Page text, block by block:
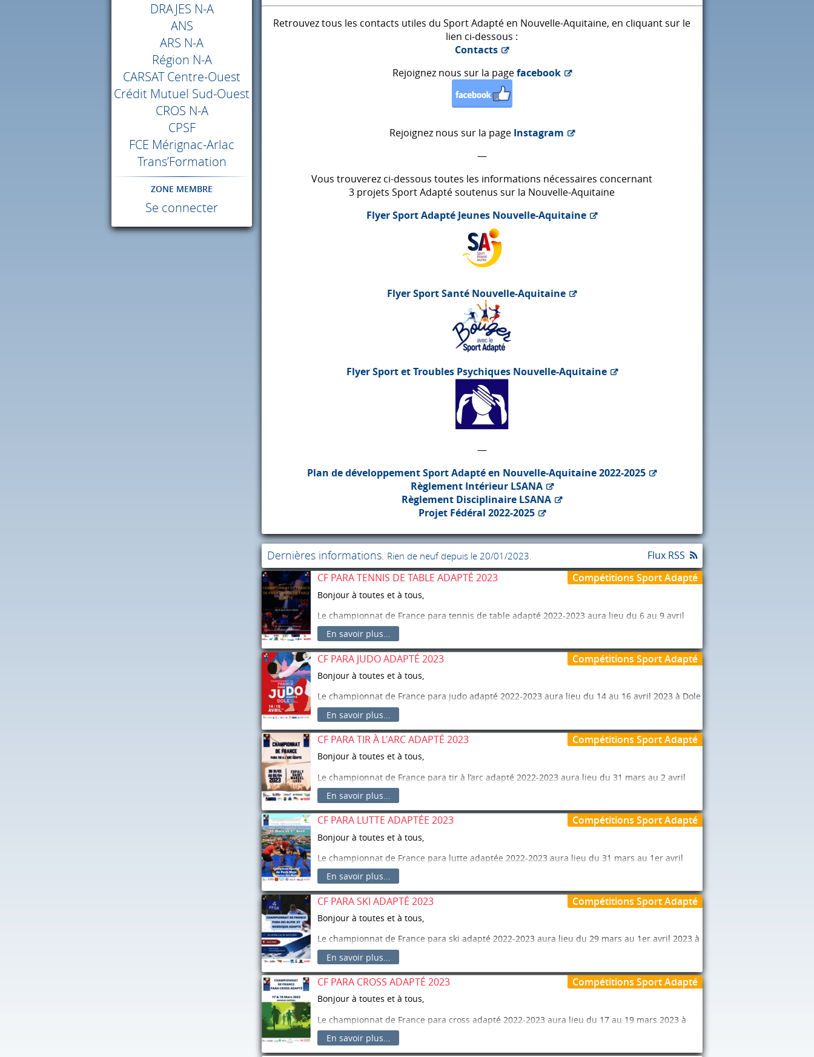
DRAJES N-A
ANS
ARS N-A
Région N-A
CARSATCentre-Ouest
Crédit Mutuel Sud-Ouest
CROS N-A
CPSF
FCE Mérignac-Arlac
Trans’Formation
ZONE MEMBRE
Se connecter
Retrouvez tous les contacts utiles du Sport Adapté en Nouvelle-Aquitaine, en cliquant sur le
lien ci-dessous :
Contacts
Rejoignez nous sur la pagefacebook
Rejoignez nous sur la page Instagram
—
Vous trouverez ci-dessous toutes les informations nécessaires concernant
3 projets Sport Adapté soutenus sur la Nouvelle-Aquitaine
Flyer Sport Adapté Jeunes Nouvelle-Aquitaine
Flyer Sport Santé Nouvelle-Aquitaine
Flyer Sport et Troubles Psychiques Nouvelle-Aquitaine
—
Plan de développement Sport Adapté en Nouvelle-Aquitaine 2022-2025
Règlement Intérieur LSANA
Règlement Disciplinaire LSANA
Projet Fédéral 2022-2025
Dernières informations. Rien de neuf depuis le 20/01/2023.
Flux RSS
CF PARA TENNIS DE TABLE ADAPTÉ 2023
Compétitions Sport Adapté
Bonjour à toutes et à tous,
Le championnat de France para tennis de table adapté 2022-2023 aura lieu du 6 au 9 avril
2023 à Brie-Comte-Robert (77).
Vous trouverez le dossier téléchargeable dans l’onglet “Championnats de France”.
En savoir plus...
CF PARA JUDO ADAPTÉ 2023 Compétitions Sport Adapté
Bonjour à toutes et à tous,
Le championnat de France para judo adapté 2022-2023 aura lieu du 14 au 16 avril 2023 à Dole
(39).
Vous trouverez le dossier téléchargeable dans l’onglet “Championnats de France”.
La clôture des inscriptions est fixée au jeudi 23 mars 2023.
En savoir plus...
CF PARA TIR À L'ARC ADAPTÉ 2023 Compétitions Sport Adapté
Bonjour à toutes et à tous,
Le championnat de France para tir à l’arc adapté 2022-2023 aura lieu du 31 mars au 2 avril
2023 à Espaly-Saint-Marcel (43).
Vous trouverez le dossier téléchargeable dans l’onglet “Championnats de France”.
En savoir plus...
CF PARA LUTTE ADAPTÉE 2023 Compétitions Sport Adapté
Bonjour à toutes et à tous,
Le championnat de France para lutte adaptée 2022-2023 aura lieu du 31 mars au 1er avril
2023 à Balaruc-les-Bains (34).
Vous trouverez le dossier téléchargeable dans l’onglet “Championnats de France”.
La clôture des inscriptions est fixée au vendredi 24 février 2023.
En savoir plus...
CF PARA SKI ADAPTÉ 2023 Compétitions Sport Adapté
Bonjour à toutes et à tous,
Le championnat de France para ski adapté 2022-2023 aura lieu du 29 mars au 1er avril 2023 à
Isola 2000 (06).
Vous trouverez le dossier téléchargeable dans l’onglet “Championnats de France”.
La clôture des inscriptions est fixée au mercredi 22 février 2023.
En savoir plus...
CF PARA CROSS ADAPTÉ 2023 Compétitions Sport Adapté
Bonjour à toutes et à tous,
Le championnat de France para cross adapté 2022-2023 aura lieu du 17 au 19 mars 2023 à
Brindas (69).
Vous trouverez le dossier téléchargeable dans l’onglet “Championnats de France”.
En savoir plus...